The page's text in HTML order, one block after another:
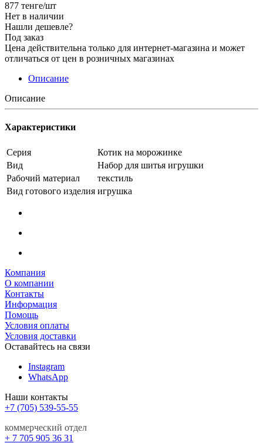
877 тенге/шт
Нет в наличии
Нашли дешевле?
Под заказ
Цена действительна только для интернет-магазина и может
отличаться от цен в розничных магазинах
Описание
Описание
Характеристики
Серия
Котик на морожинке
Вид
Набор для шитья игрушки
Рабочий материал
текстиль
Вид готового изделия игрушка
Компания
О компании
Контакты
Информация
Помощь
Условия оплаты
Условия доставки
Оставайтесь на связи
Instagram
WhatsApp
Наши контакты
+7 (705) 539-55-55
коммерческий отдел
+ 7 705 905 36 31